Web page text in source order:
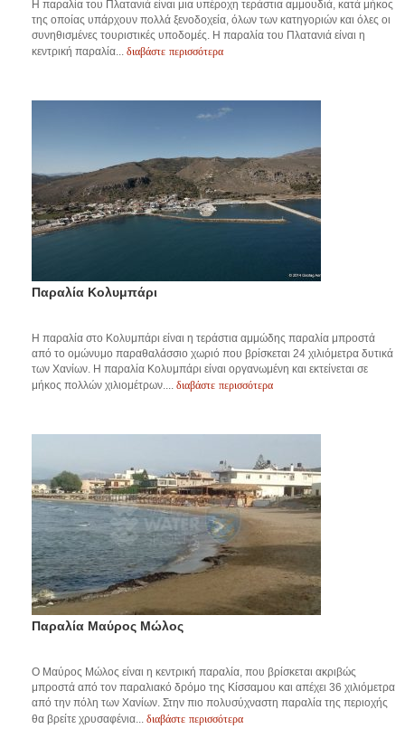
Η παραλία του Πλατανιά είναι μια υπέροχη τεράστια αμμουδιά, κατά μήκος
της οποίας υπάρχουν πολλά ξενοδοχεία, όλων των κατηγοριών και όλες οι
συνηθισμένες τουριστικές υποδομές. Η παραλία του Πλατανιά είναι η
κεντρική παραλία... διαβάστε περισσότερα
Παραλία Κολυμπάρι
Η παραλία στο Κολυμπάρι είναι η τεράστια αμμώδης παραλία μπροστά
από το ομώνυμο παραθαλάσσιο χωριό που βρίσκεται 24 χιλιόμετρα δυτικά
των Χανίων. Η παραλία Κολυμπάρι είναι οργανωμένη και εκτείνεται σε
μήκος πολλών χιλιομέτρων.... διαβάστε περισσότερα
Παραλία Μαύρος Μώλος
O Μαύρος Μώλος είναι η κεντρική παραλία, που βρίσκεται ακριβώς
μπροστά από τον παραλιακό δρόμο της Κίσσαμου και απέχει 36 χιλιόμετρα
από την πόλη των Χανίων. Στην πιο πολυσύχναστη παραλία της περιοχής
θα βρείτε χρυσαφένια... διαβάστε περισσότερα